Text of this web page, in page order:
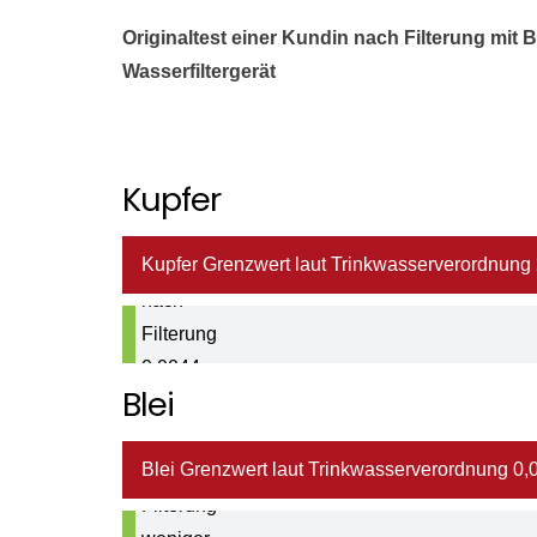
Originaltest einer Kundin nach Filterung mit
Wasserfiltergerät
Kupfer
Kupfer Grenzwert laut Trinkwasserverordnung
Kupferwert
nach
Filterung
0,0044
mg/ltr
Blei
Blei Grenzwert laut Trinkwasserverordnung
Bleiwert
nach
Filterung